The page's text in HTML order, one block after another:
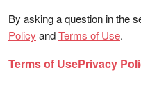
By asking a question in the
Policy andTerms of Use.
Terms of UsePrivacy